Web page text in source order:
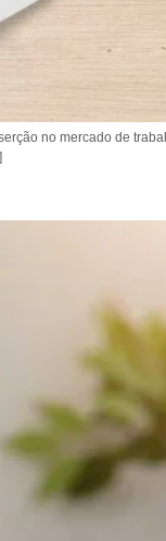
no mercado de